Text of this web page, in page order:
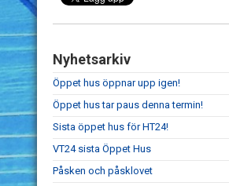
Nyhetsarkiv
Öppet hus öppnar upp igen!
Öppet hus tar paus denna termin!
Sista öppet hus för HT24!
VT24 sista Öppet Hus
Påsken och påsklovet